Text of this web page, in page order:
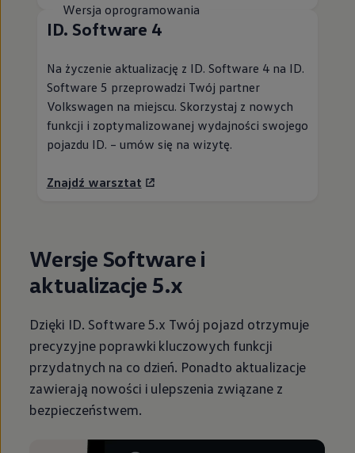
Wersja oprogramowania
ID. Software 4
Na życzenie aktualizację z ID. Software 4 na ID.
Software 5 przeprowadzi Twój partner
Volkswagen na miejscu. Skorzystaj z nowych
funkcji i zoptymalizowanej wydajności swojego
pojazdu ID. – umów się na wizytę.
Znajdź warsztat
Wersje Software i
aktualizacje 5.x
Dzięki ID. Software 5.x Twój pojazd otrzymuje
precyzyjne poprawki kluczowych funkcji
przydatnych na co dzień. Ponadto aktualizacje
zawierają nowości i ulepszenia związane z
bezpieczeństwem.